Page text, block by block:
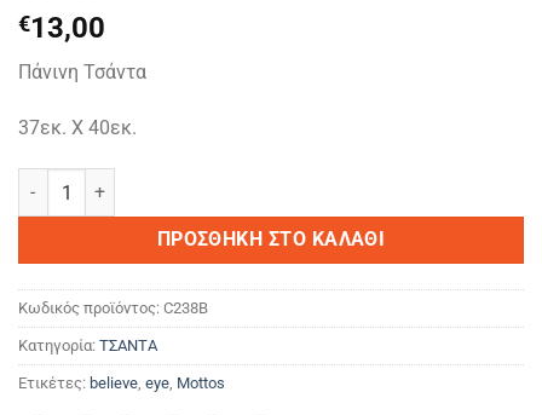
€13,00
Πάνινη Τσάντα
37εκ. Χ 40εκ.
Believe in yourself ποσότητα
ΠΡΟΣΘΉΚΗ ΣΤΟ ΚΑΛΆΘΙ
Κωδικός προϊόντος: C238B
Κατηγορία: ΤΣΑΝΤΑ
Ετικέτες: believe eye Mottos